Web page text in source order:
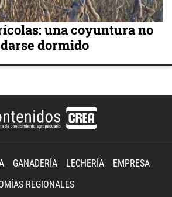
una coyuntura no
dormido
GANADERÍA LECHERÍA
EMPRESA
REGIONALES